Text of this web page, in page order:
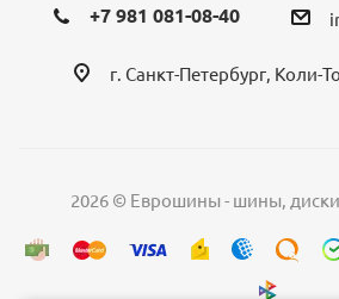
+7 981 081-08-40
г. Санкт-Петербург, Коли-
2026 © Еврошины - шины,